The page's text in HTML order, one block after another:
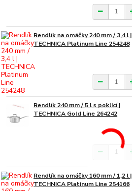
Rendlík na omáčky 240 mm / 3,4 l |
TECHNICA Platinum Line 254248
Rendlík 240 mm / 5 l s poklicí |
TECHNICA Gold Line 264242
Rendlík na omáčky 160 mm / 1,2 l |
TECHNICA Platinum Line 254166